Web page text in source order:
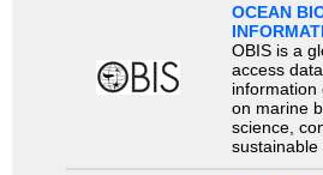
OCEAN
OBIS is a
access
information
on marine
science,
sustainable